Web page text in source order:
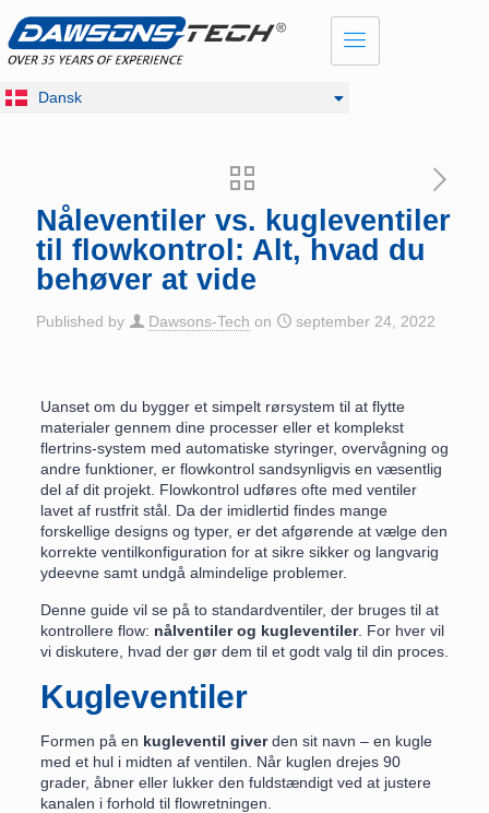
Dansk
Français
Русский
Deutsch
Nåleventiler vs. kugleventiler
til flowkontrol: Alt, hvad du
behøver at vide
Published by Dawsons-Tech on september 24, 2022
Uanset om du bygger et simpelt rørsystem til at flytte
materialer gennem dine processer eller et komplekst
flertrins-system med automatiske styringer, overvågning og
andre funktioner, er flowkontrol sandsynligvis en væsentlig
del af dit projekt. Flowkontrol udføres ofte med ventiler
lavet af rustfrit stål. Da der imidlertid findes mange
forskellige designs og typer, er det afgørende at vælge den
korrekte ventilkonfiguration for at sikre sikker og langvarig
ydeevne samt undgå almindelige problemer.
Denne guide vil se på to standardventiler, der bruges til at
kontrollere flow: nålventiler og kugleventiler. For hver vil
vi diskutere, hvad der gør dem til et godt valg til din proces.
Kugleventiler
Formen på en kugleventil giverden sit navn – en kugle
med et hul i midten af ventilen. Når kuglen drejes 90
grader, åbner eller lukker den fuldstændigt ved at justere
kanalen i forhold til flowretningen.